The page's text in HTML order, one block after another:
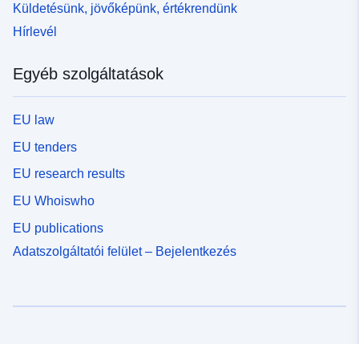
Küldetésünk, jövőképünk, értékrendünk
Hírlevél
Egyéb szolgáltatások
EU law
EU tenders
EU research results
EU Whoiswho
EU publications
Adatszolgáltatói felület – Bejelentkezés